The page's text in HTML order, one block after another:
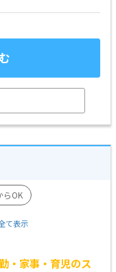
らOK
て表示
・家事・育児のス